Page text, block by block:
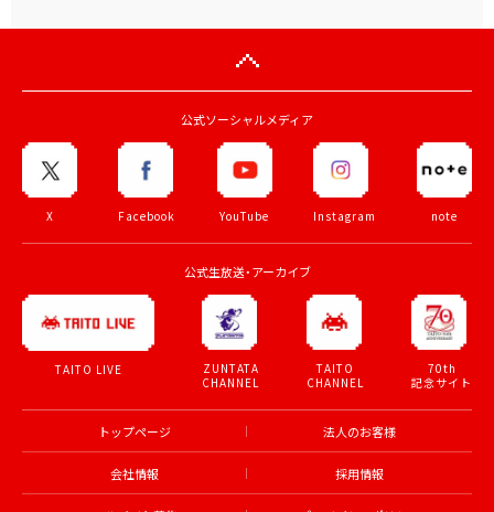
公式ソーシャルメディア
X Facebook YouTube Instagram note
公式生放送・アーカイブ
TAITO LIVE
ZUNTATA
CHANNEL
TAITO
CHANNEL
70th
記念サイト
トップページ 法人のお客様
会社情報 採用情報